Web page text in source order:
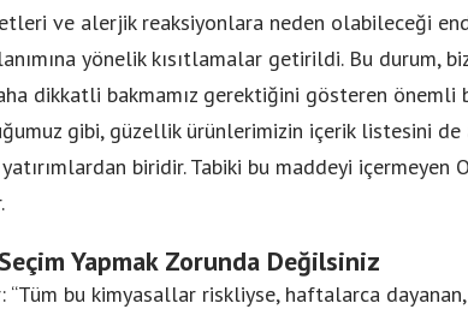
ve alerjik reaksiyonlara neden olabileceği
yönelik kısıtlamalar getirildi. Bu durum,
dikkatli bakmamız gerektiğini gösteren önemli
gibi, güzellik ürünlerimizin içerik listesini de
yatırımlardan biridir. Tabiki bu maddeyi içermeyen
Yapmak Zorunda Değilsiniz
“Tüm bu kimyasallar riskliyse, haftalarca